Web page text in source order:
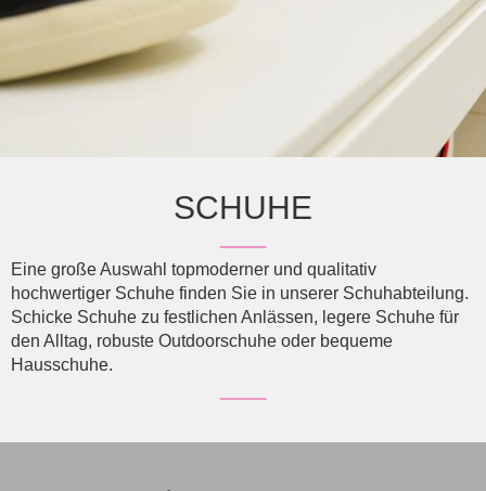
SCHUHE
Eine große Auswahl topmoderner und qualitativ
hochwertiger Schuhe finden Sie in unserer Schuhabteilung.
Schicke Schuhe zu festlichen Anlässen, legere Schuhe für
den Alltag, robuste Outdoorschuhe oder bequeme
Hausschuhe.